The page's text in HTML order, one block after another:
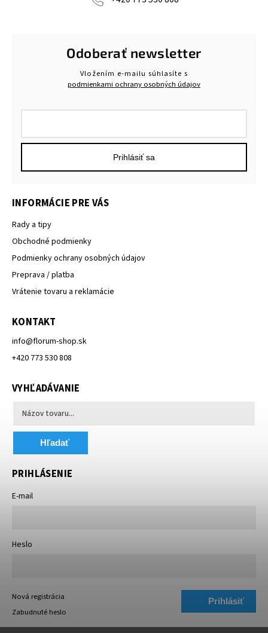
Odoberať newsletter
Vložením e-mailu súhlasíte s
podmienkami ochrany osobných údajov
Prihlásiť sa
INFORMÁCIE PRE VÁS
Rady a tipy
Obchodné podmienky
Podmienky ochrany osobných údajov
Preprava / platba
Vrátenie tovaru a reklamácie
KONTAKT
info@florum-shop.sk
+420 773 530 808
VYHĽADÁVANIE
Hľadať
PRIHLÁSENIE
E-mail
Heslo
Prihlásiť
Nová registrácia
Zabudnuté heslo